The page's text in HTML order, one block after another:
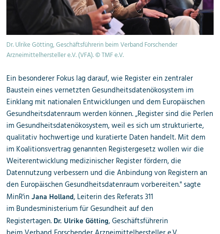
Dr. Ulrike Götting, Geschäftsführerin beim Verband Forschender
Arzneimittelhersteller e.V. (VFA). © TMF e.V.
Ein besonderer Fokus lag darauf, wie Register ein zentraler
Baustein eines vernetzten Gesundheitsdatenökosystem im
Einklang mit nationalen Entwicklungen und dem Europäischen
Gesundheitsdatenraum werden können. „Register sind die Perlen
im Gesundheitsdatenökosystem, weil es sich um strukturierte,
qualitativ hochwertige und kuratierte Daten handelt. Mit dem
im Koalitionsvertrag genannten Registergesetz wollen wir die
Weiterentwicklung medizinischer Register fördern, die
Datennutzung verbessern und die Anbindung von Registern an
den Europäischen Gesundheitsdatenraum vorbereiten." sagte
MinR'inJana Holland, Leiterin des Referats 311
im Bundesministerium für Gesundheit auf den
Registertagen. Dr. Ulrike Götting, Geschäftsführerin